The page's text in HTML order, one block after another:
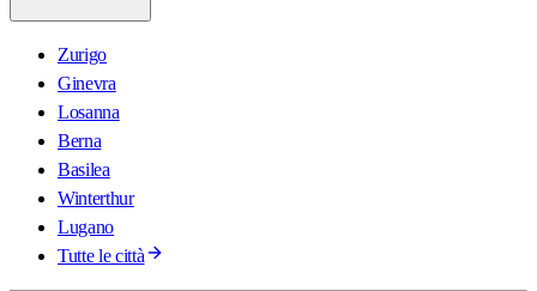
Zurigo
Ginevra
Losanna
Berna
Basilea
Winterthur
Lugano
Tutte le città